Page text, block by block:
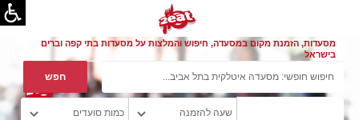
מסעדות, הזמנת מקום במסעדה, חיפוש והמלצות על מסעדות בתי קפה וברים
בישראל